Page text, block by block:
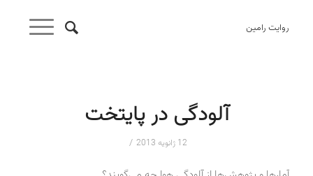
روایت رامین
آلودگی در پایتخت
12 ژانویه 2013 /